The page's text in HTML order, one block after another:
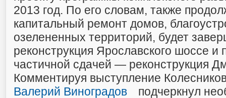
2013 год. По его словам, также
капитальный ремонт домов,
озелененных территорий, будет
реконструкция Ярославского шоссе
частичной сдачей — реконструкция
Комментируя выступление
Валерий Виноградов
подчеркнул